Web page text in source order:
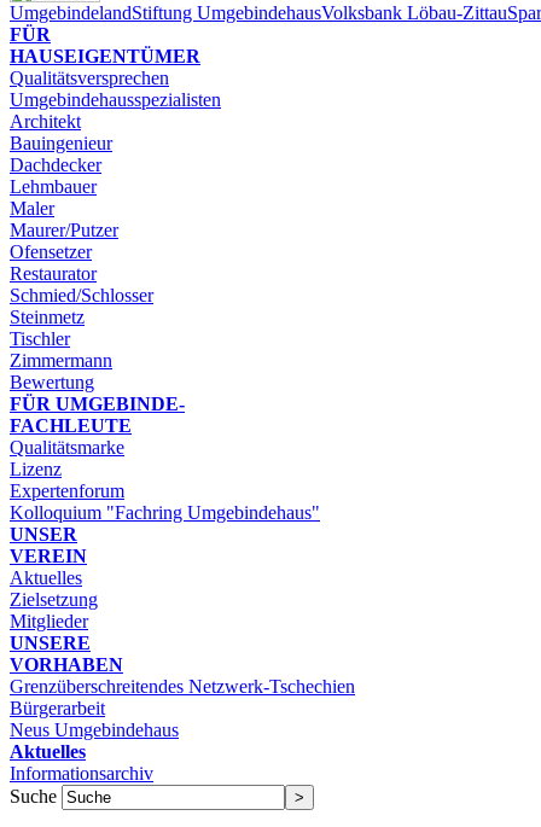
UmgebindelandStiftung UmgebindehausVolksbank Löbau-Zittau
FÜR
HAUSEIGENTÜMER
Qualitätsversprechen
Umgebindehausspezialisten
Architekt
Bauingenieur
Dachdecker
Lehmbauer
Maler
Maurer/Putzer
Ofensetzer
Restaurator
Schmied/Schlosser
Steinmetz
Tischler
Zimmermann
Bewertung
FÜR UMGEBINDE-​
FACHLEUTE
Qualitätsmarke
Lizenz
Expertenforum
Kolloquium "Fachring Umgebindehaus"
UNSER
VEREIN
Aktuelles
Zielsetzung
Mitglieder
UNSERE
VORHABEN
Grenzüberschreitendes Netzwerk-Tschechien
Bürgerarbeit
Neus Umgebindehaus
Aktuelles
Informationsarchiv
Suche